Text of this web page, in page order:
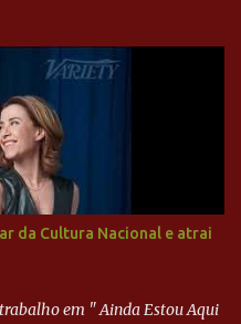
minutos. Éverton Garroni
de costas, incidiu o canto
se esticou e até tocou na
sua trajetória. O ataque do
em cima. Aos 32
fez grande defesa. Seis
pé e quase surpreendeu o
No fim, Jefferson teve
Gol para matar espera...
da Cultura Nacional e atrai
em " Ainda Estou Aqui